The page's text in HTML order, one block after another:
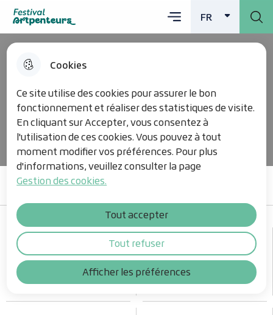
Cookies
Ce site utilise des cookies pour assurer le bon
fonctionnement et réaliser des statistiques de visite.
En cliquant sur Accepter, vous consentez à
l'utilisation de ces cookies. Vous pouvez à tout
moment modifier vos préférences. Pour plus
d'informations, veuillez consulter la page
Gestion des cookies.
Afficher les préférences
Tout accepter
Tout refuser
Aller
au
menu recherche
Aller au
contenu
principal
Consulter
le plan du
site
Festival Artpenteurs FR
FRANÇAIS
Menu
Nos actualités
Vivez une aventure
artistique au grand air !
Accès rapides
AUDIOGUIDE CARTOGRAPHIE